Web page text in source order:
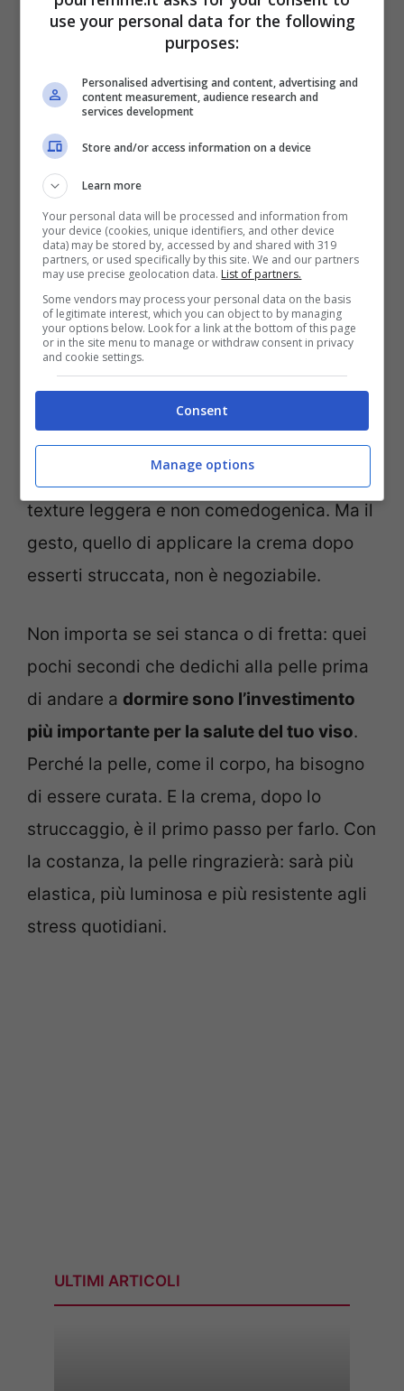
La regola pratica: applicare
la crema a pelle ancora
umida (e il contorno occhi
non si dimentica)
La crema idratante va applicata subito
dopo la detersione, quando la pelle è
ancora leggermente umida. In questo
modo, l’acqua residua aiuta la crema a
penetrare più in profondità e a trattenere
l’idratazione più a lungo. Il contorno occhi,
se necessario, va applicato prima della
crema viso, seguendo lo stesso principio.
crema dipende dal tipo di
pelle: per le pelli secche, una crema più
ricca e nutriente; per le pelli grasse, una
texture leggera e non comedogenica. Ma il
gesto, quello di applicare la crema dopo
esserti struccata, non è negoziabile.
Non importa se sei stanca o di fretta: quei
pochi secondi che dedichi alla pelle prima
di andare a dormire sono l’investimento
più importante per la salute del tuo viso.
Perché la pelle, come il corpo, ha bisogno
di essere curata. E la crema, dopo lo
struccaggio, è il primo passo per farlo. Con
la costanza, la pelle ringrazierà: sarà più
elastica, più luminosa e più resistente agli
stress quotidiani.
ULTIMI ARTICOLI
use your personal data for the following
purposes:
Personalised advertising and content, advertising and
content measurement, audience research and
services development
Store and/or access information on a device
Learn more
Your personal data will be processed and information from
your device (cookies, unique identifiers, and other device
data) may be stored by, accessed by and shared with 319
partners, or used specifically by this site. We and our partners
may use precise geolocation data. List of partners.
Some vendors may process your personal data on the basis
of legitimate interest, which you can object to by managing
your options below. Look for a link at the bottom of this page
or in the site menu to manage or withdraw consent in privacy
and cookie settings.
Consent
Manage options